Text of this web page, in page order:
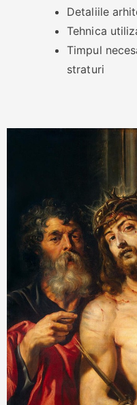
Detaliile
Tehnica
Timpul
straturi